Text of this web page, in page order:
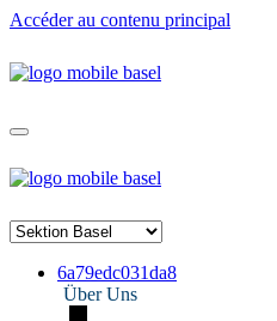
Accéder au contenu principal
6a79edc031da8
Über Uns